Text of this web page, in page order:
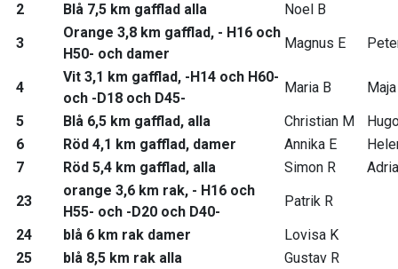
2
Blå 7,5 km gafflad alla
Noel B
3
Orange 3,8 km gafflad, - H16 och
H50- och damer
Magnus E
4
Vit 3,1 km gafflad, -H14 och H60-
och -D18 och D45-
Maria B
5
Blå 6,5 km gafflad, alla Christian M
6
Röd 4,1 km gafflad, damer Annika E
7
Röd 5,4 km gafflad, alla Simon R
23
orange 3,6 km rak, - H16 och
H55- och -D20 och D40-
Patrik R
24
blå 6 km rak damer
Lovisa K
25
blå 8,5 km rak alla Gustav R